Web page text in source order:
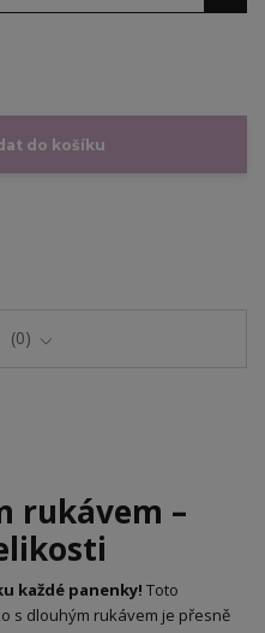
do košíku
0
rukávem –
každé panenky! Toto
s dlouhým rukávem je přesně